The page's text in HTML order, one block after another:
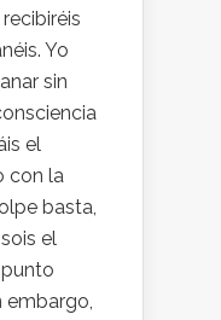
Yo
sin
el
con la
basta,
el
embargo,